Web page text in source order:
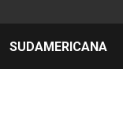
SUDAMERICANA